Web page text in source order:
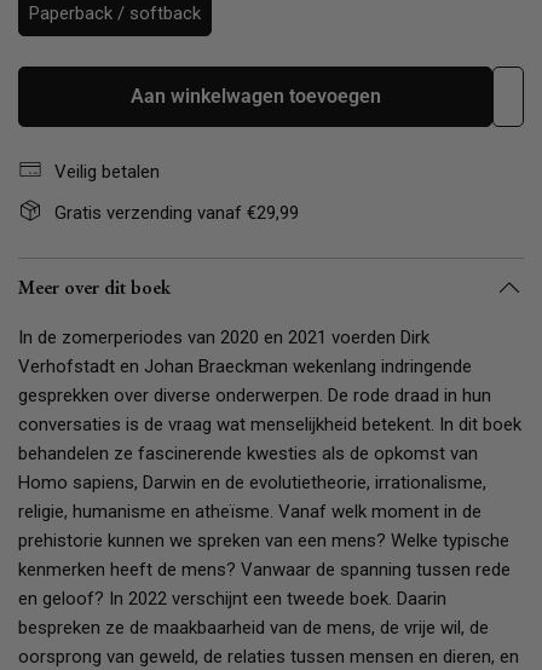
Paperback / softback
Aan winkelwagen toevoegen
Veilig betalen
Gratis verzending vanaf €29,99
Meer over dit boek
In de zomerperiodes van 2020 en 2021 voerden Dirk
Verhofstadt en Johan Braeckman wekenlang indringende
gesprekken over diverse onderwerpen. De rode draad in hun
conversaties is de vraag wat menselijkheid betekent. In dit boek
behandelen ze fascinerende kwesties als de opkomst van
Homo sapiens, Darwin en de evolutietheorie, irrationalisme,
religie, humanisme en atheïsme. Vanaf welk moment in de
prehistorie kunnen we spreken van een mens? Welke typische
kenmerken heeft de mens? Vanwaar de spanning tussen rede
en geloof? In 2022 verschijnt een tweede boek. Daarin
bespreken ze de maakbaarheid van de mens, de vrije wil, de
oorsprong van geweld, de relaties tussen mensen en dieren, en